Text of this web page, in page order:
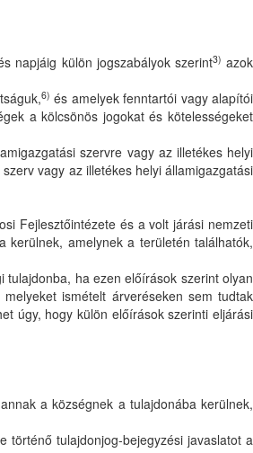
napjáig külön jogszabályok szerint3) azok
6) és amelyek fenntartói vagy alapítói
a kölcsönös jogokat és kötelességeket
szervre vagy az illetékes helyi
vagy az illetékes helyi államigazgatási
Fejlesztőintézete és a volt járási nemzeti
kerülnek, amelynek a területén találhatók,
tulajdonba, ha ezen előírások szerint olyan
ismételt árveréseken sem tudtak
úgy, hogy külön előírások szerinti eljárási
a községnek a tulajdonába kerülnek,
történő tulajdonjog-bejegyzési javaslatot a